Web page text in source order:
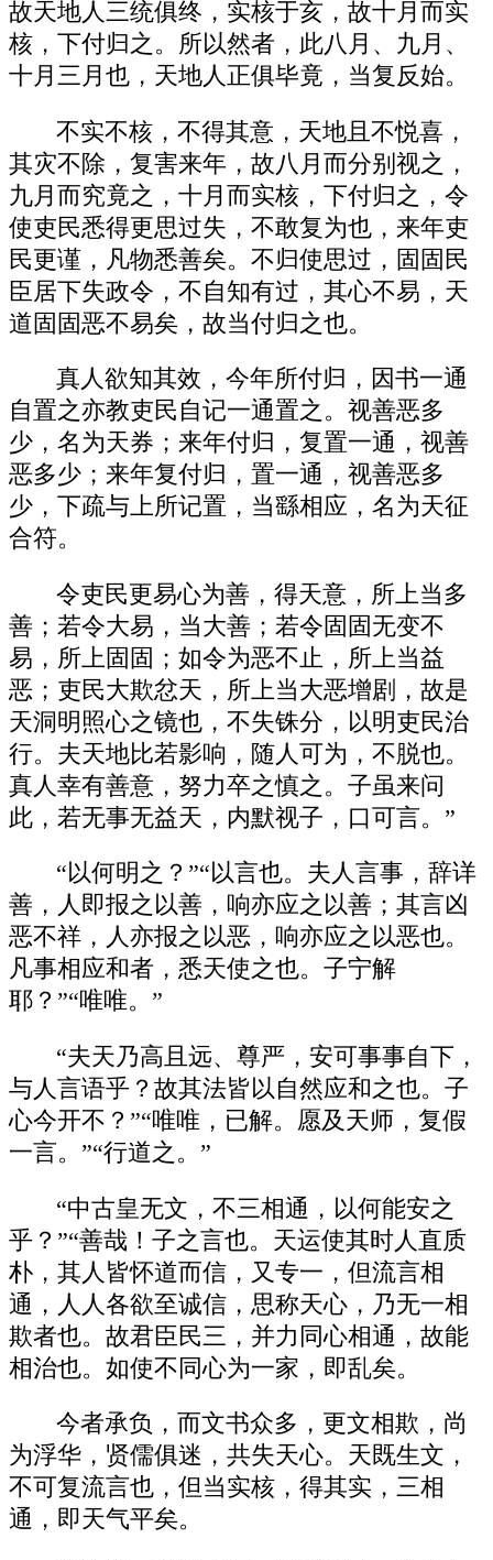
故天地人三统俱终，实核于亥，故十月而实
核，下付归之。所以然者，此八月、九月、
十月三月也，天地人正俱毕竟，当复反始。
不实不核，不得其意，天地且不悦喜，
其灾不除，复害来年，故八月而分别视之，
九月而究竟之，十月而实核，下付归之，令
使吏民悉得更思过失，不敢复为也，来年吏
民更谨，凡物悉善矣。不归使思过，固固民
臣居下失政令，不自知有过，其心不易，天
道固固恶不易矣，故当付归之也。
真人欲知其效，今年所付归，因书一通
自置之亦教吏民自记一通置之。视善恶多
少，名为天券；来年付归，复置一通，视善
恶多少；来年复付归，置一通，视善恶多
少，下疏与上所记置，当繇相应，名为天征
合符。
令吏民更易心为善，得天意，所上当多
善；若令大易，当大善；若令固固无变不
易，所上固固；如令为恶不止，所上当益
恶；吏民大欺忿天，所上当大恶增剧，故是
天洞明照心之镜也，不失铢分，以明吏民治
行。夫天地比若影响，随人可为，不脱也。
真人幸有善意，努力卒之慎之。子虽来问
此，若无事无益天，内默视子，口可言。”
“以何明之？”“以言也。夫人言事，辞详
善，人即报之以善，响亦应之以善；其言凶
恶不祥，人亦报之以恶，响亦应之以恶也。
凡事相应和者，悉天使之也。子宁解
耶？”“唯唯。”
“夫天乃高且远、尊严，安可事事自下，
与人言语乎？故其法皆以自然应和之也。子
心今开不？”“唯唯，已解。愿及天师，复假
一言。”“行道之。”
“中古皇无文，不三相通，以何能安之
乎？”“善哉！子之言也。天运使其时人直质
朴，其人皆怀道而信，又专一，但流言相
通，人人各欲至诚信，思称天心，乃无一相
欺者也。故君臣民三，并力同心相通，故能
相治也。如使不同心为一家，即乱矣。
今者承负，而文书众多，更文相欺，尚
为浮华，贤儒俱迷，共失天心。天既生文，
不可复流言也，但当实核，得其实，三相
通，即天气平矣。